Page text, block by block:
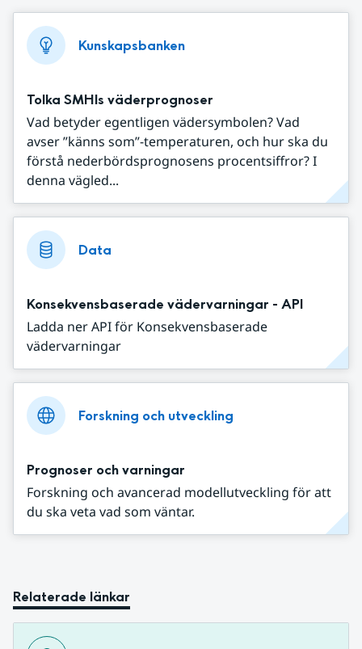
Kunskapsbanken
Tolka SMHIs väderprognoser
Vad betyder egentligen vädersymbolen? Vad
avser ”känns som”-temperaturen, och hur ska du
förstå nederbördsprognosens procentsiffror? I
denna vägled...
Data
Konsekvensbaserade vädervarningar - API
Ladda ner API för Konsekvensbaserade
vädervarningar
Forskning och utveckling
Prognoser och varningar
Forskning och avancerad modellutveckling för att
du ska veta vad som väntar.
Relaterade länkar